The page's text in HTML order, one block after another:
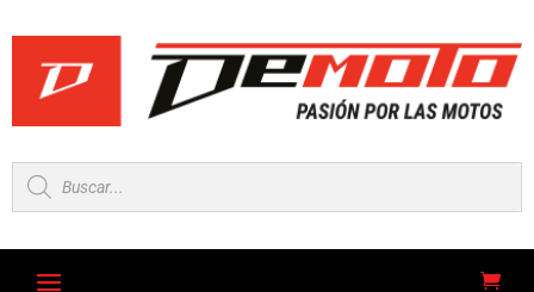
Búsqueda
de
productos